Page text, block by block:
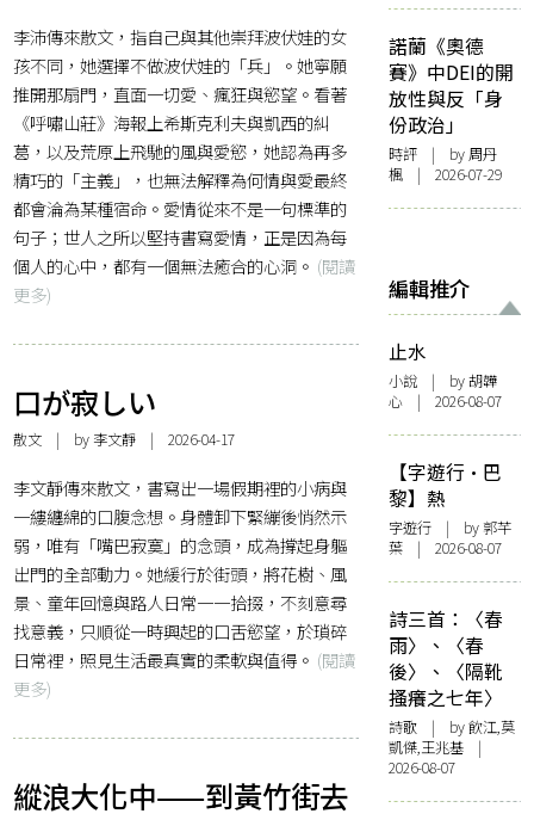
李沛傳來散文，指自己與其他崇拜波伏娃的女
孩不同，她選擇不做波伏娃的「兵」。她寧願
推開那扇門，直面一切愛、瘋狂與慾望。看著
《呼嘯山莊》海報上希斯克利夫與凱西的糾
葛，以及荒原上飛馳的風與愛慾，她認為再多
精巧的「主義」，也無法解釋為何情與愛最終
都會淪為某種宿命。愛情從來不是一句標準的
句子；世人之所以堅持書寫愛情，正是因為每
個人的心中，都有一個無法癒合的心洞。 (閱讀
更多)
口が寂しい
散文 | by 李文靜 | 2026-04-17
李文靜傳來散文，書寫出一場假期裡的小病與
一縷纏綿的口腹念想。身體卸下緊繃後悄然示
弱，唯有「嘴巴寂寞」的念頭，成為撐起身軀
出門的全部動力。她緩行於街頭，將花樹、風
景、童年回憶與路人日常一一拾掇，不刻意尋
找意義，只順從一時興起的口舌慾望，於瑣碎
日常裡，照見生活最真實的柔軟與值得。 (閱讀
更多)
縱浪大化中——到黃竹街去
諾蘭《奧德
賽》中DEI的開
放性與反「身
份政治」
時評 | by周丹
楓 | 2026-07-29
編輯推介
止水
小說 | by 胡韡
心 | 2026-08-07
【字遊行·巴
黎】熱
字遊行 | by 郭芊
葉 | 2026-08-07
詩三首：〈春
雨〉、〈春
後〉、〈隔靴
搔癢之七年〉
詩歌 | by 飲江,莫
凱傑,王兆基 |
2026-08-07